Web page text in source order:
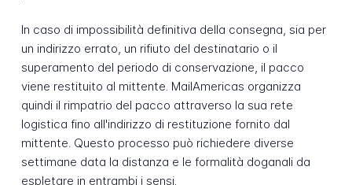
In caso di impossibilità definitiva della consegna, sia per
un indirizzo errato, un rifiuto del destinatario o il
superamento del periodo di conservazione, il pacco
viene restituito al mittente. MailAmericas organizza
quindi il rimpatrio del pacco attraverso la sua rete
logistica fino all'indirizzo di restituzione fornito dal
mittente. Questo processo può richiedere diverse
settimane data la distanza e le formalità doganali da
espletare in entrambi i sensi.